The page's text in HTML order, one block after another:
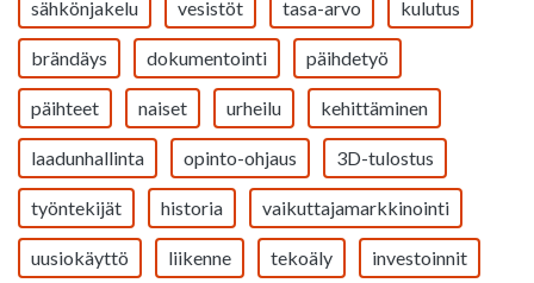
sähkönjakelu vesistöt tasa-arvo kulutus
brändäys dokumentointi päihdetyö
päihteet naiset urheilu kehittäminen
laadunhallinta opinto-ohjaus 3D-tulostus
työntekijät historia vaikuttajamarkkinointi
uusiokäyttö liikenne tekoäly investoinnit